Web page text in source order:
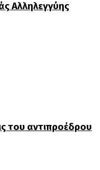
Αλληλεγγύης
του αντιπροέδρου